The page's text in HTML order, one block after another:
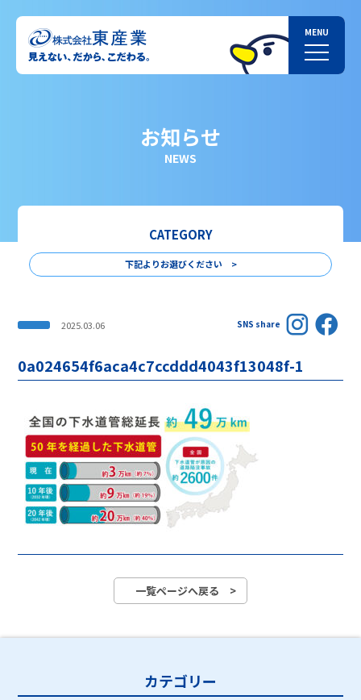
お知らせ
NEWS
CATEGORY
下記よりお選びください >
2025.03.06 SNS share
0a024654f6aca4c7ccddd4043f13048f-1
一覧ページへ戻る >
カテゴリー